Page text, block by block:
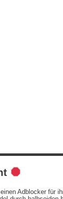
Adblocker für